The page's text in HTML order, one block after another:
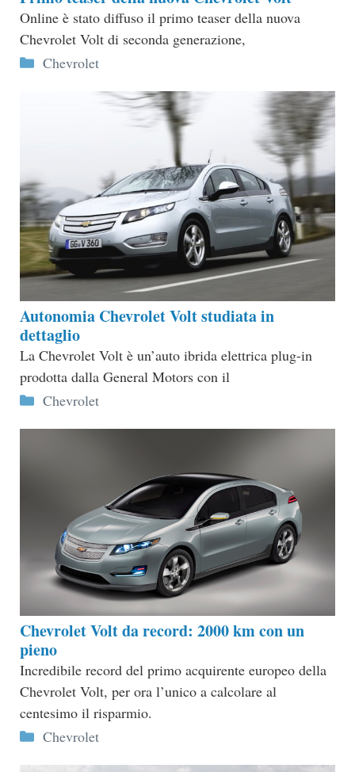
Online è stato diffuso il primo teaser della nuova
Chevrolet Volt di seconda generazione,
Categorie
Chevrolet
Autonomia Chevrolet Volt studiata in
dettaglio
La Chevrolet Volt è un’auto ibrida elettrica plug-in
prodotta dalla General Motors con il
Categorie
Chevrolet
Chevrolet Volt da record: 2000 km con un
pieno
Incredibile record del primo acquirente europeo della
Chevrolet Volt, per ora l’unico a calcolare al
centesimo il risparmio.
Categorie
Chevrolet